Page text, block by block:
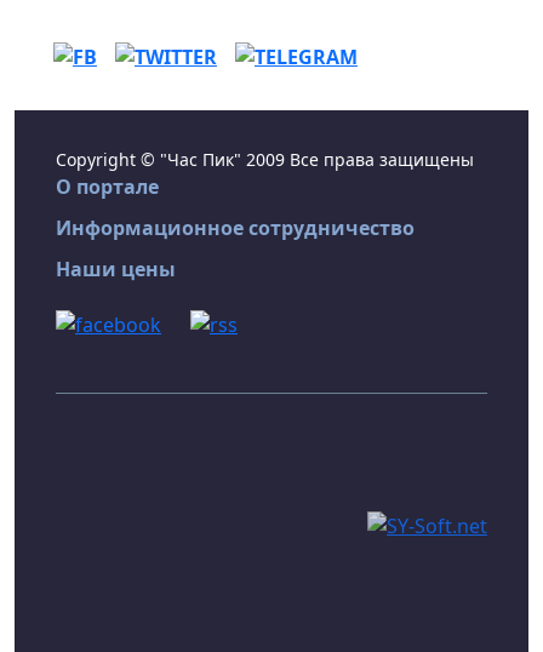
Copyright © "Час Пик" 2009 Все права защищены
О портале
Информационное сотрудничество
Наши цены